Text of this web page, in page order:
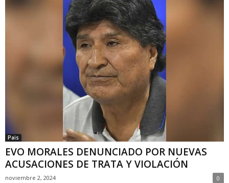
Pais
EVO MORALES DENUNCIADO POR NUEVAS
ACUSACIONES DE TRATA Y VIOLACIÓN
noviembre 2, 2024 0